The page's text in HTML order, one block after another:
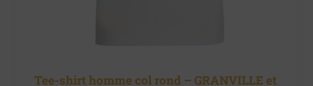
Tee-shirt homme col rond – GRANVILLE et